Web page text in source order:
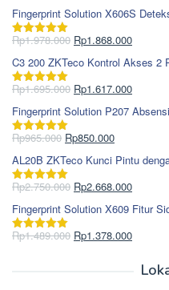
Fingerprint Solution X606S
Dinilai5.00
Rp1.978.000 Harga
aslinya
adalah:
Rp1.978.000.
Rp1.868.000Harga
saat
ini
adalah:
C3 200 ZKTeco Kontrol Akses 2
Dinilai5.00
Rp1.695.000 Harga
aslinya
adalah:
Rp1.695.000.
Rp1.617.000Harga
saat
ini
Fingerprint Solution P207
Dinilai5.00
Rp965.000 Harga
aslinya
adalah:
Rp965.000.
Rp850.000Harga
saat
ini
adalah:
AL20B ZKTeco Kunci Pintu
Dinilai5.00
Rp2.750.000 Harga
aslinya
adalah:
Rp2.750.000.
Rp2.668.000Harga
saat
ini
adalah:
Fingerprint Solution X609 Fitur
Dinilai5.00
Rp1.489.000 Harga
Rp1.378.000Harga